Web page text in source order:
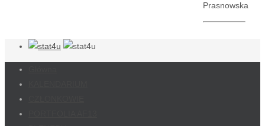
Prasnowska